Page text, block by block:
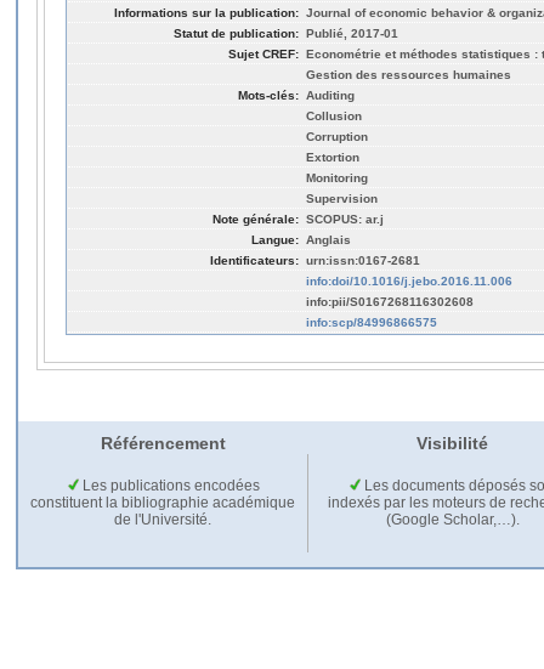
Informations sur la publication: Journal of economic behavior &
Statut de publication: Publié, 2017-01
Sujet CREF: Econométrie et méthodes statistiques :
Gestion des ressources humaines
Mots-clés: Auditing
Collusion
Corruption
Extortion
Monitoring
Supervision
Note générale: SCOPUS: ar.j
Langue: Anglais
Identificateurs: urn:issn:0167-2681
info:doi/10.1016/j.jebo.2016.11.006
info:pii/S0167268116302608
info:scp/84996866575
Référencement Visibilité
Les publications encodées
constituent la bibliographie académique
de l'Université.
Les documents déposés
indexés par les moteurs de
(Google Scholar,…).